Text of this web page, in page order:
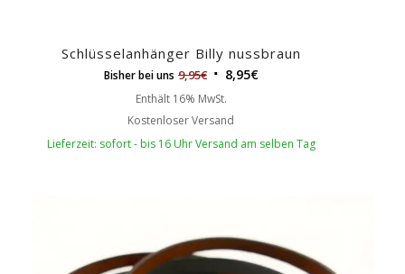
Schlüsselanhänger Billy nussbraun
Bisher bei uns 9,95€ 8,95€
Enthält 16% MwSt.
Kostenloser Versand
Lieferzeit: sofort - bis 16 Uhr Versand am selben Tag